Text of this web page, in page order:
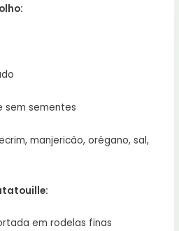
sem sementes
manjericão, orégano, sal,
em rodelas finas